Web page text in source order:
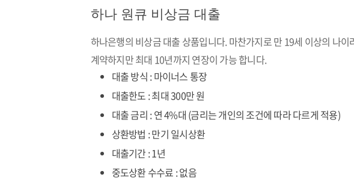
하나 원큐 비상금 대출
하나은행의 비상금 대출 상품입니다. 마찬가지로 만 19세 이상의 나
계약하지만 최대 10년까지 연장이 가능 합니다.
대출 방식 : 마이너스 통장
대출한도 : 최대 300만 원
대출 금리 : 연 4%대 (금리는 개인의 조건에 따라 다르게 적용)
상환방법 : 만기 일시상환
대출기간 : 1년
중도상환 수수료 : 없음